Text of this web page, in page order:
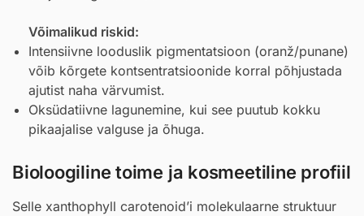
Võimalikud riskid:
Intensiivne looduslik pigmentatsioon (oranž/punane)
võib kõrgete kontsentratsioonide korral põhjustada
ajutist naha värvumist.
Oksüdatiivne lagunemine, kui see puutub kokku
pikaajalise valguse ja õhuga.
Bioloogiline toime ja kosmeetiline profiil
Selle xanthophyll carotenoid’i molekulaarne struktuur